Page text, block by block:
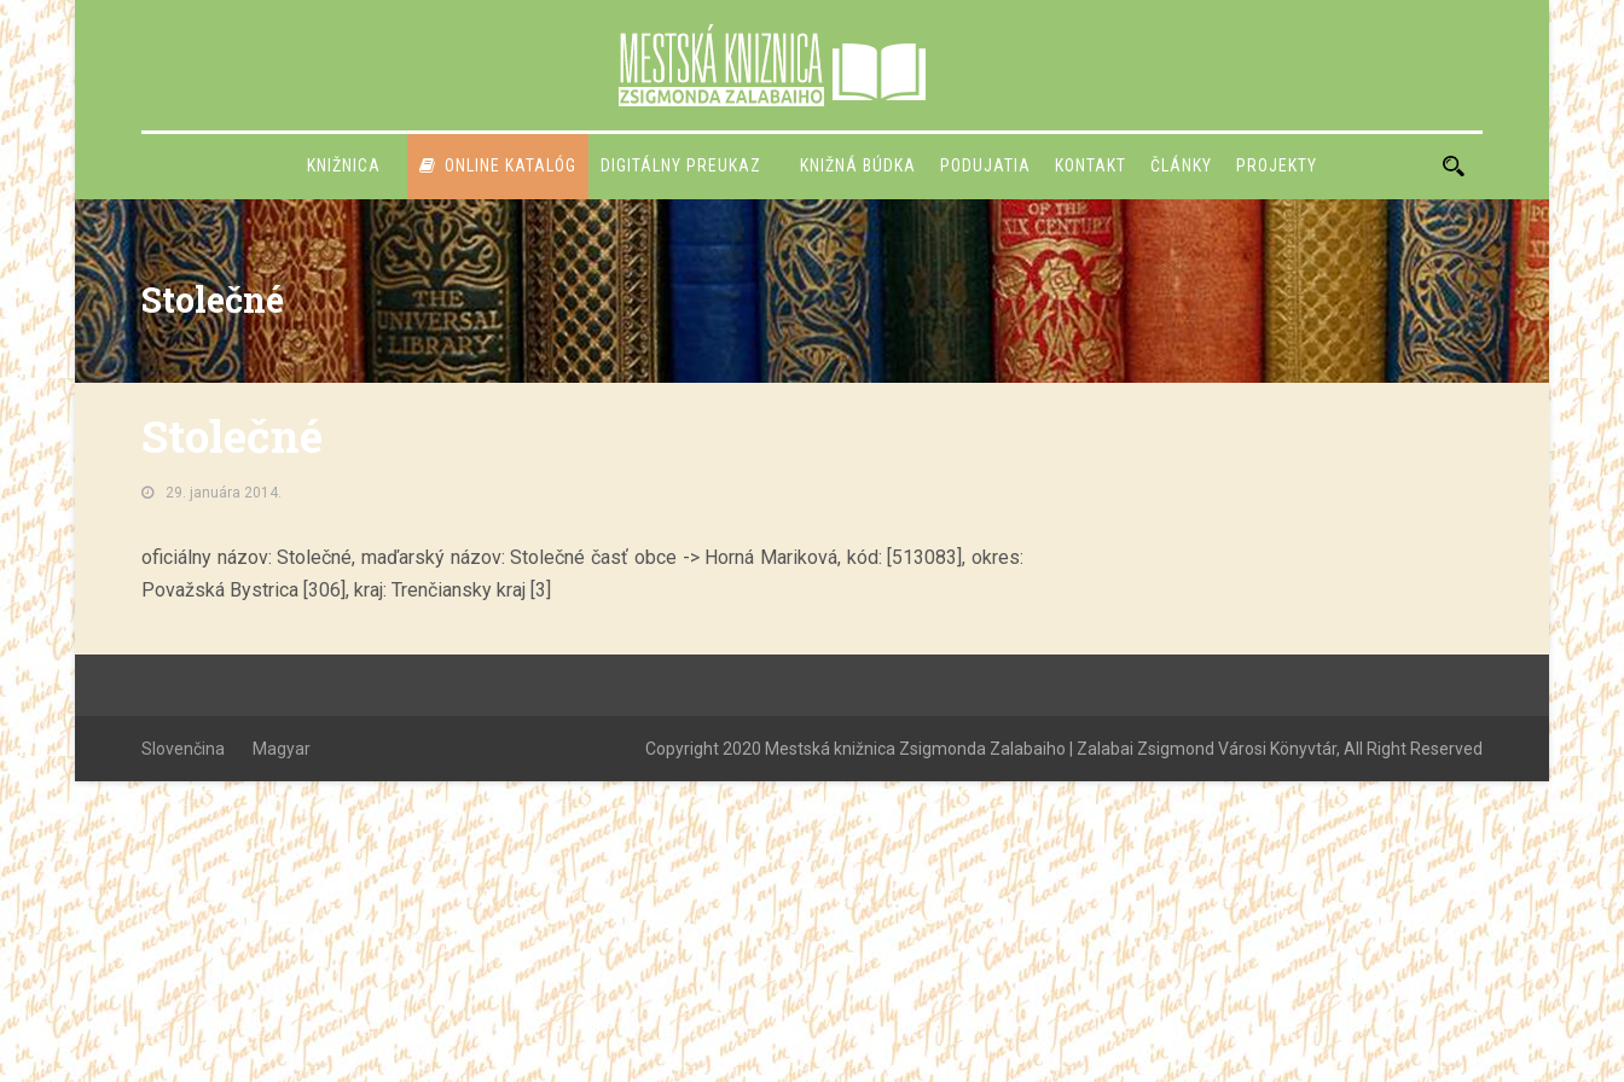
KNIŽNICA ONLINE KATALÓG DIGITÁLNY PREUKAZ KNIŽNÁ BÚDKA PODUJATIA KONTAKT ČLÁNKY PROJEKTY
Stolečné
Stolečné
29. januára 2014.
oficiálny názov: Stolečné, maďarský názov: Stolečné časť obce -> Horná Mariková, kód: [513083], okres:
Považská Bystrica [306], kraj: Trenčiansky kraj [3]
Slovenčina Magyar Copyright 2020 Mestská knižnica Zsigmonda Zalabaiho | Zalabai Zsigmond Városi Könyvtár, All Right Reserved